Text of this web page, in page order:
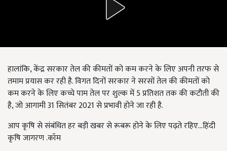
हालांकि, केंद्र सरकार तेल की कीमतों को कम करने के लिए अपनी तरफ से
तमाम प्रयास कर रही है. विगत दिनों सरकार ने सरसों तेल की कीमतों को
कम करने के लिए कच्चे पाम तेल पर शुल्क में 5 प्रतिशत तक की कटौती की
है, जो आगामी 31 सितंबर 2021 से प्रभावी होने जा रही है.
आप कृषि से संबंधित हर बड़ी खबर से रूबरू होने के लिए पढ़ते रहिए...हिंदी
कृषि जागरण .कॉम